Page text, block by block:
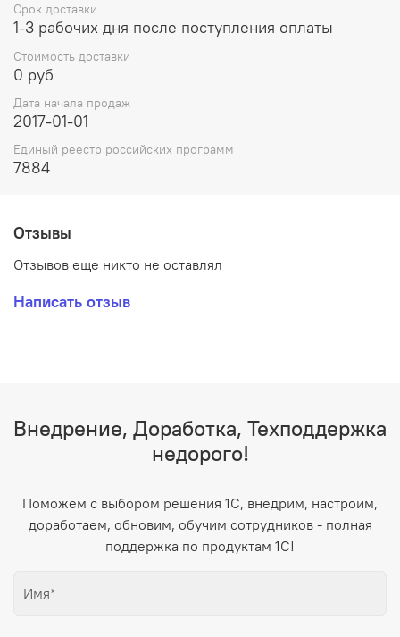
Срок доставки
1-3 рабочих дня после поступления оплаты
Стоимость доставки
0 руб
Дата начала продаж
2017-01-01
Единый реестр российских программ
7884
Отзывы
Отзывов еще никто не оставлял
Написать отзыв
Внедрение, Доработка, Техподдержка
недорого!
Поможем с выбором решения 1С, внедрим, настроим,
доработаем, обновим, обучим сотрудников - полная
поддержка по продуктам 1С!